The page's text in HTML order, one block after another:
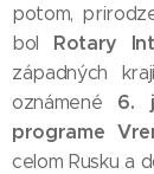
potom,
bol Rotary
západných
oznámené 6.
programe
celom Rusku a